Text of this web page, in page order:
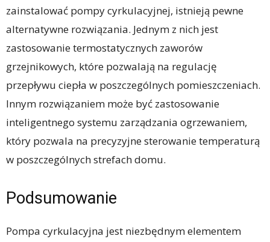
zainstalować pompy cyrkulacyjnej, istnieją pewne
alternatywne rozwiązania. Jednym z nich jest
zastosowanie termostatycznych zaworów
grzejnikowych, które pozwalają na regulację
przepływu ciepła w poszczególnych pomieszczeniach.
Innym rozwiązaniem może być zastosowanie
inteligentnego systemu zarządzania ogrzewaniem,
który pozwala na precyzyjne sterowanie temperaturą
w poszczególnych strefach domu.
Podsumowanie
Pompa cyrkulacyjna jest niezbędnym elementem